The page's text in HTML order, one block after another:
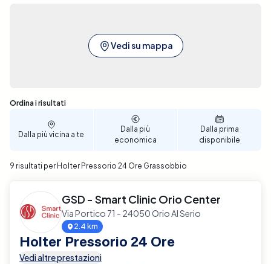
Vedi su mappa
Sono stati trovati 9 risultati
Ordina i risultati
Dalla più vicina a te
Dalla più
economica
Dalla prima
disponibile
9 risultati per Holter Pressorio 24 Ore Grassobbio
GSD - Smart Clinic Orio Center
Via Portico 71 - 24050 Orio Al Serio
2.4 km
Holter Pressorio 24 Ore
Vedi altre prestazioni